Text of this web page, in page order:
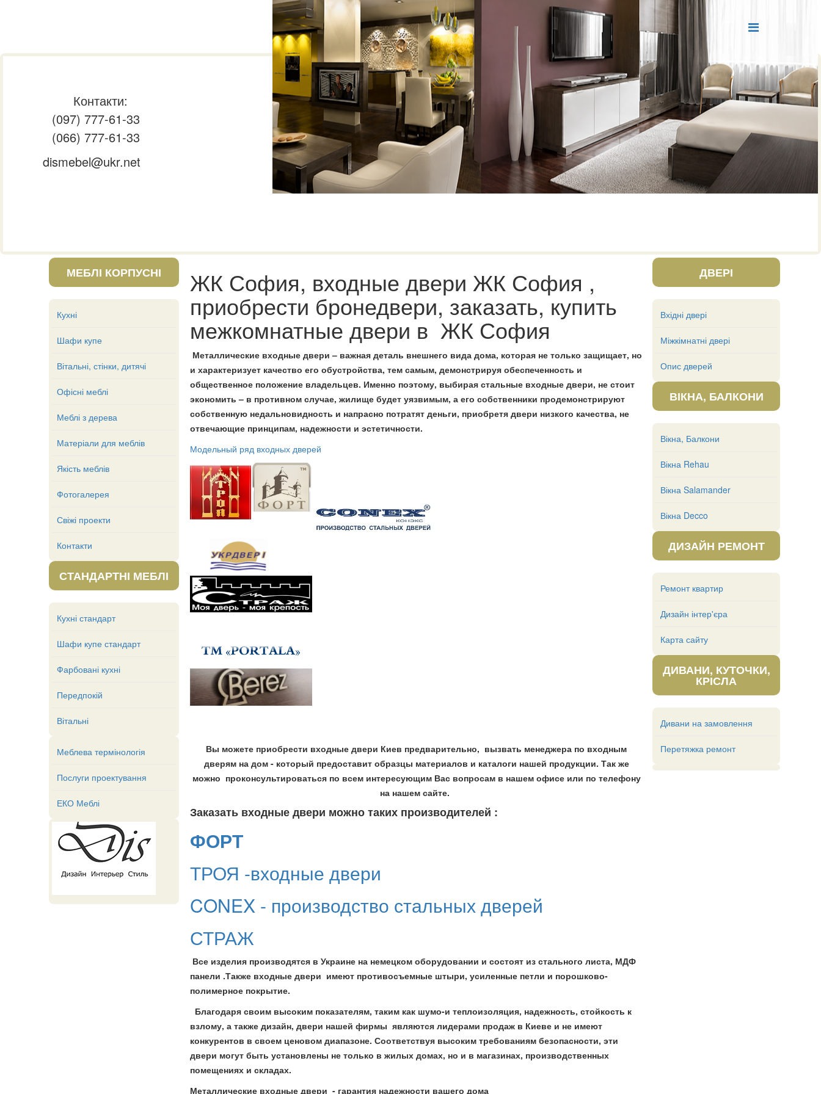
Контакти:
(097) 777-61-33
(066) 777-61-33
dismebel@ukr.net
МЕБЛІ КОРПУСНІ
Кухні
Шафи купе
Вітальні, стінки, дитячі
Офісні меблі
Меблі з дерева
Матеріали для меблів
Якість меблів
Фотогалерея
Свіжі проекти
Контакти
СТАНДАРТНІ МЕБЛІ
Кухні стандарт
Шафи купе стандарт
Фарбовані кухні
Передпокій
Вітальні
Меблева термінологія
Послуги проектування
ЕКО Меблі
ЖК София, входные двери ЖК София ,
приобрести бронедвери, заказать, купить
межкомнатные двери в ЖК София
Металлические входные двери – важная деталь внешнего вида дома, которая не только защищает, но
и характеризует качество его обустройства, тем самым, демонстрируя обеспеченность и
общественное положение владельцев. Именно поэтому, выбирая стальные входные двери, не стоит
экономить – в противном случае, жилище будет уязвимым, а его собственники продемонстрируют
собственную недальновидность и напрасно потратят деньги, приобретя двери низкого качества, не
отвечающие принципам, надежности и эстетичности.
Модельный ряд входных дверей
Вы можете приобрести входные двери Киев предварительно, вызвать менеджера по входным
дверям на дом - который предоставит образцы материалов и каталоги нашей продукции. Так же
можно проконсультироваться по всем интересующим Вас вопросам в нашем офисе или по телефону
на нашем сайте.
Заказать входные двери можно таких производителей :
ФОРТ
ТРОЯ -входные двери
CONEX - производство стальных дверей
СТРАЖ
Все изделия производятся в Украине на немецком оборудовании и состоят из стального листа, МДФ
панели .Также входные двери имеют противосъемные штыри, усиленные петли и порошково-
полимерное покрытие.
Благодаря своим высоким показателям, таким как шумо-и теплоизоляция, надежность, стойкость к
взлому, а также дизайн, двери нашей фирмы являются лидерами продаж в Киеве и не имеют
конкурентов в своем ценовом диапазоне. Соответствуя высоким требованиям безопасности, эти
двери могут быть установлены не только в жилых домах, но и в магазинах, производственных
помещениях и складах.
Металлические входные двери - гарантия надежности вашего дома
ДВЕРІ
Вхідні двері
Міжкімнатні двері
Опис дверей
ВІКНА, БАЛКОНИ
Вікна, Балкони
Вікна Rehau
Вікна Salamander
Вікна Decco
ДИЗАЙН РЕМОНТ
Ремонт квартир
Дизайн інтер'єра
Карта сайту
ДИВАНИ, КУТОЧКИ,
КРІСЛА
Дивани на замовлення
Перетяжка ремонт